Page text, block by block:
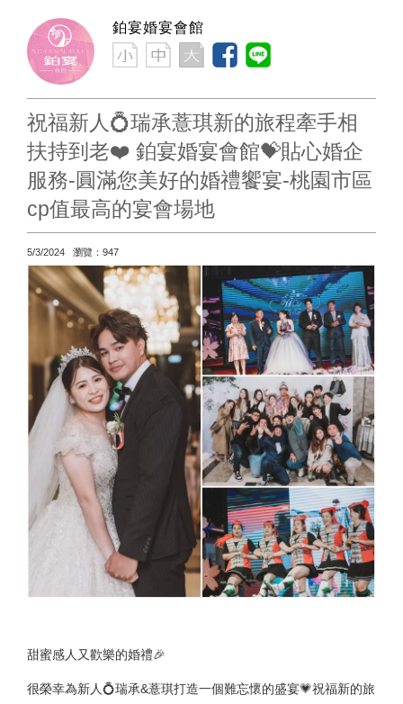
鉑宴婚宴會館
祝福新人💍瑞承薏琪新的旅程牽手相
扶持到老❤️ 鉑宴婚宴會館💝貼心婚企
服務-圓滿您美好的婚禮饗宴-桃園市區
cp值最高的宴會場地
5/3/2024 瀏覽：947
甜蜜感人又歡樂的婚禮🎉
很榮幸為新人💍瑞承&薏琪打造一個難忘懷的盛宴💗祝福新的旅